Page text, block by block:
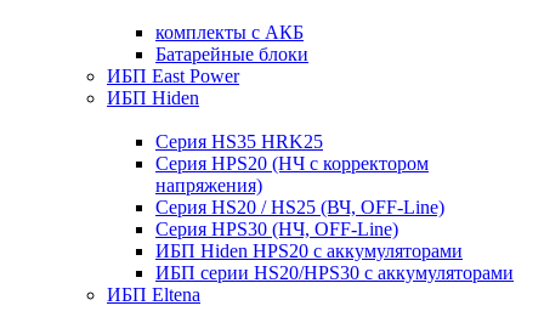
комплекты с АКБ
Батарейные блоки
ИБП East Power
ИБП Hiden
Серия HS35 HRK25
Серия HPS20 (НЧ с корректором
напряжения)
Серия HS20 / HS25 (ВЧ, OFF-Line)
Серия HPS30 (НЧ, OFF-Line)
ИБП Hiden HPS20 с аккумуляторами
ИБП серии HS20/HPS30 с аккумуляторами
ИБП Eltena